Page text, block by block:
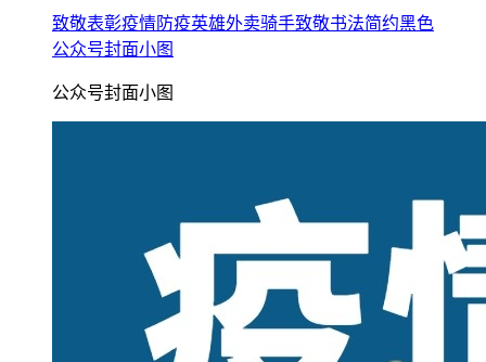
致敬表彰疫情防疫英雄外卖骑手致敬书法简约黑色
公众号封面小图
公众号封面小图